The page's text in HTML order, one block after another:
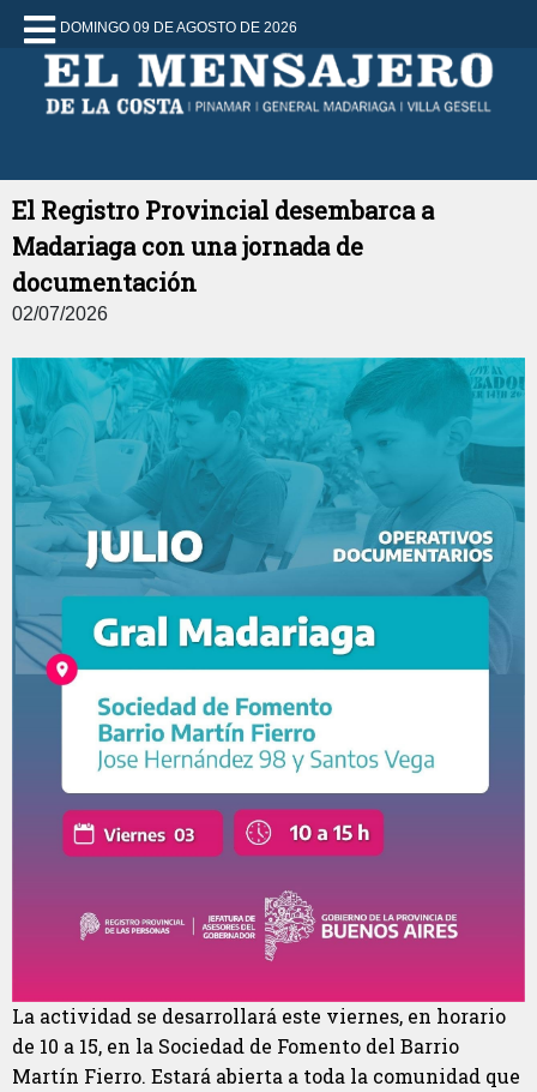
DOMINGO 09 DE AGOSTO DE 2026
El Registro Provincial desembarca a
Madariaga con una jornada de
documentación
02/07/2026
La actividad se desarrollará este viernes, en horario
de 10 a 15, en la Sociedad de Fomento del Barrio
Martín Fierro. Estará abierta a toda la comunidad que